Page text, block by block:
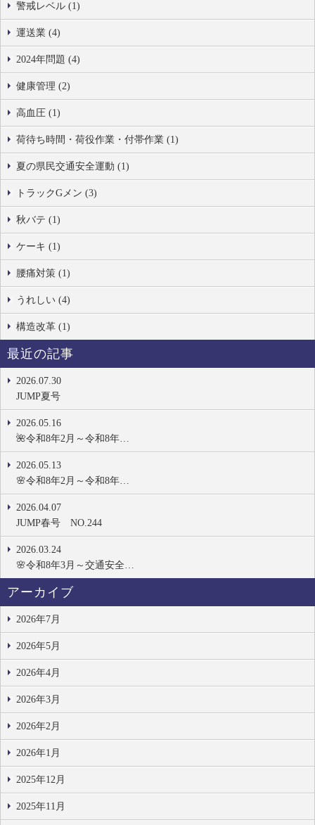
警戒レベル (1)
運送業 (4)
2024年問題 (4)
健康管理 (2)
高血圧 (1)
荷待ち時間・荷役作業・付帯作業 (1)
夏の県民交通安全運動 (1)
トラックGメン (3)
秋バテ (1)
ケーキ (1)
腰痛対策 (1)
うれしい (4)
構造改革 (1)
最近の記事
2026.07.30
JUMP夏号
2026.05.16
🌺令和8年2月～令和8年…
2026.05.13
🌸令和8年2月～令和8年…
2026.04.07
JUMP春号 NO.244
2026.03.24
🌸令和8年3月～交通安全…
アーカイブ
2026年7月
2026年5月
2026年4月
2026年3月
2026年2月
2026年1月
2025年12月
2025年11月